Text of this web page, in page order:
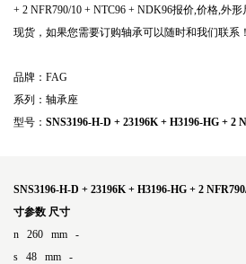
+ 2 NFR790/10 + NTC96 + NDK96报价,价格,外
现货，如果您需要订购轴承可以随时和我们联系！
品牌：FAG
系列：轴承座
型号： SNS3196-H-D + 23196K + H3196-HG + 2
SNS3196-H-D + 23196K + H3196-HG + 2
寸参数 尺寸
n 260 mm -
s 48 mm -